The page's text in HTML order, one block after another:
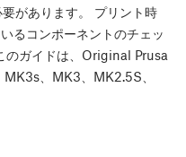
があります。 プリント時
るコンポーネントのチェッ
のガイドは、Original Prusa
、MK3、MK2.5S、